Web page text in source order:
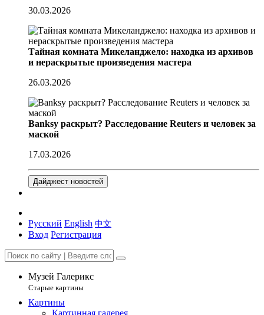
30.03.2026
Тайная комната Микеланджело: находка из архивов
и нераскрытые произведения мастера
26.03.2026
Banksy раскрыт? Расследование Reuters и человек за
маской
17.03.2026
Дайджест новостей
Русский English 中文
Вход Регистрация
Музей Галерикс
Старые картины
Картины
Картинная галерея